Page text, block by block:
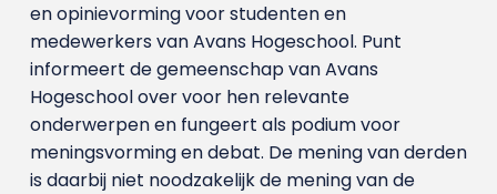
en opinievorming voor studenten en
medewerkers van Avans Hoge­school. Punt
informeert de gemeenschap van Avans
Hogeschool over voor hen relevante
onderwerpen en fungeert als podium voor
meningsvorming en debat. De mening van derden
is daarbij niet noodzakelijk de mening van de